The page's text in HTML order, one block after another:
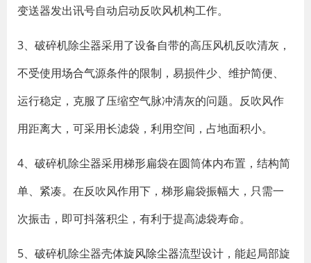
变送器发出讯号自动启动反吹风机构工作。
3、破碎机除尘器采用了设备自带的高压风机反吹清灰，
不受使用场合气源条件的限制，易损件少、维护简便、
运行稳定，克服了压缩空气脉冲清灰的问题。反吹风作
用距离大，可采用长滤袋，利用空间，占地面积小。
4、破碎机除尘器采用梯形扁袋在圆筒体内布置，结构简
单、紧凑。在反吹风作用下，梯形扁袋振幅大，只需一
次振击，即可抖落积尘，有利于提高滤袋寿命。
5、破碎机除尘器壳体旋风除尘器流型设计，能起局部旋